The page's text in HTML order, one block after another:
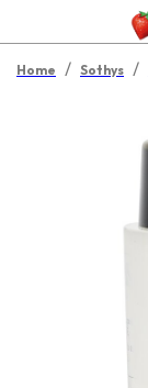
Home / Sothys /